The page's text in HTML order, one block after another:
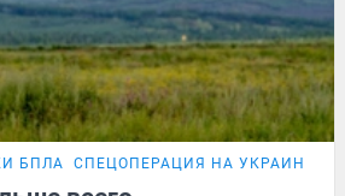
БПЛА СПЕЦОПЕРАЦИЯ НА УКРАИНЕ